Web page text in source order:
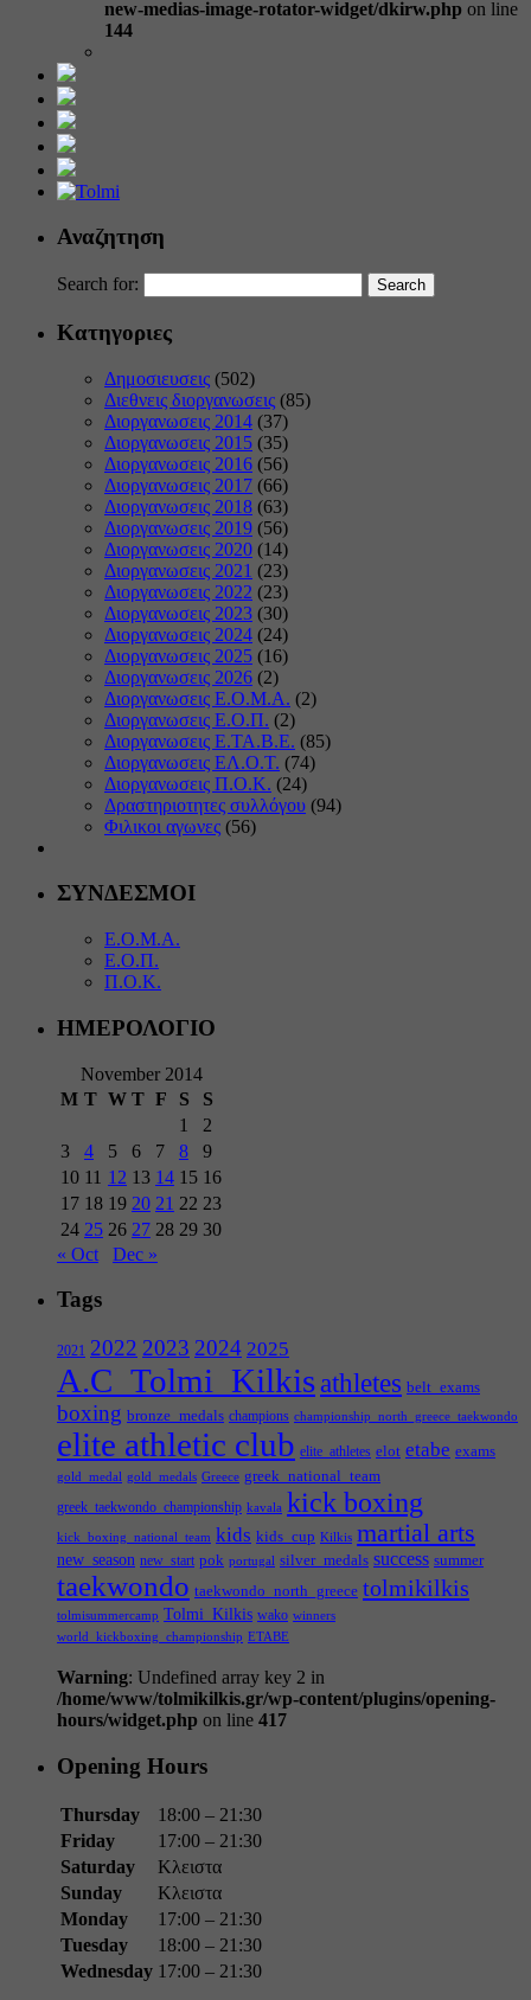
new-medias-image-rotator-widget/dkirw.php on line
144
Αναζητηση
Search for:
Κατηγοριες
Δημοσιευσεις (502)
Διεθνεις διοργανωσεις (85)
Διοργανωσεις 2014 (37)
Διοργανωσεις 2015 (35)
Διοργανωσεις 2016 (56)
Διοργανωσεις 2017 (66)
Διοργανωσεις 2018 (63)
Διοργανωσεις 2019 (56)
Διοργανωσεις 2020 (14)
Διοργανωσεις 2021 (23)
Διοργανωσεις 2022 (23)
Διοργανωσεις 2023 (30)
Διοργανωσεις 2024 (24)
Διοργανωσεις 2025 (16)
Διοργανωσεις 2026 (2)
Διοργανωσεις Ε.Ο.Μ.Α. (2)
Διοργανωσεις Ε.Ο.Π. (2)
Διοργανωσεις Ε.ΤΑ.Β.Ε. (85)
Διοργανωσεις ΕΛ.Ο.Τ. (74)
Διοργανωσεις Π.Ο.Κ. (24)
Δραστηριοτητες συλλόγου (94)
Φιλικοι αγωνες (56)
ΣΥΝΔΕΣΜΟΙ
Ε.Ο.Μ.Α.
Ε.Ο.Π.
Π.Ο.Κ.
ΗΜΕΡΟΛΟΓΙΟ
November 2014
M T W T F S
S
1
2
3
4 5 6 7 8
9
10 11 12 13 14 15 16
17 18 19 20 21 22 23
24 25 26 27 28 29 30
« Oct
Dec »
Tags
2021 2022 2023 2024 2025
A.C_Tolmi_Kilkis athletes belt_exams
boxing bronze_medals champions championship_north_greece_taekwondo
elite athletic club elite_athletes elot etabe exams
gold_medal gold_medals Greece greek_national_team
greek_taekwondo_championship kavala kick boxing
kick_boxing_national_team kids kids_cup Kilkis martial arts
new_season new_start pok portugal silver_medals success summer
taekwondo taekwondo_north_greece tolmikilkis
tolmisummercamp Tolmi_Kilkis wako winners
world_kickboxing_championship ΕΤΑΒΕ
Warning: Undefined array key 2 in
/home/www/tolmikilkis.gr/wp-content/plugins/opening-
hours/widget.php on line 417
Opening Hours
Thursday
18:00 – 21:30
Friday
17:00 – 21:30
Saturday
Κλειστα
Sunday
Κλειστα
Monday
17:00 – 21:30
Tuesday
18:00 – 21:30
Wednesday 17:00 – 21:30